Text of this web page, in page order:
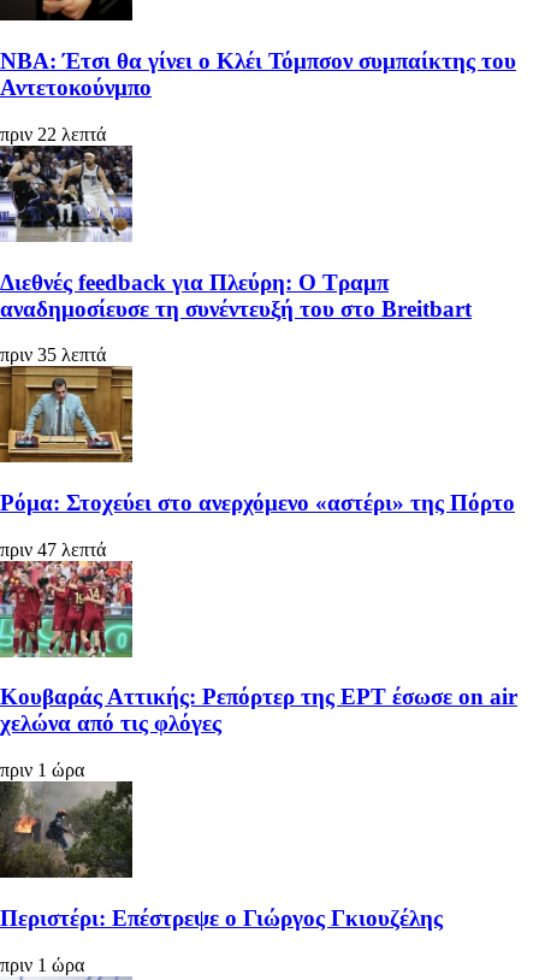
ΝΒΑ: Έτσι θα γίνει ο Κλέι Τόμπσον συμπαίκτης του
Αντετοκούνμπο
πριν 22 λεπτά
Διεθνές feedback για Πλεύρη: Ο Τραμπ
αναδημοσίευσε τη συνέντευξή του στο Breitbart
πριν 35 λεπτά
Ρόμα: Στοχεύει στο ανερχόμενο «αστέρι» της Πόρτο
πριν 47 λεπτά
Κουβαράς Αττικής: Ρεπόρτερ της ΕΡΤ έσωσε on air
χελώνα από τις φλόγες
πριν 1 ώρα
Περιστέρι: Επέστρεψε ο Γιώργος Γκιουζέλης
πριν 1 ώρα